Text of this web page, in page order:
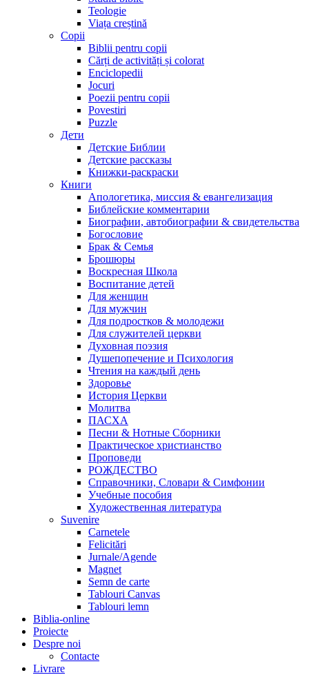
Teologie
Viața creștină
Copii
Biblii pentru copii
Cărți de activități și colorat
Enciclopedii
Jocuri
Poezii pentru copii
Povestiri
Puzzle
Дети
Детские Библии
Детские рассказы
Книжки-раскраски
Книги
Апологетика, миссия & евангелизация
Библейские комментарии
Биографии, автобиографии & свидетельства
Богословие
Брак & Семья
Брошюры
Воскресная Школа
Воспитание детей
Для женщин
Для мужчин
Для подростков & молодежи
Для служителей церкви
Духовная поэзия
Душепопечение и Психология
Чтения на каждый день
Здоровье
История Церкви
Молитва
ПАСХА
Песни & Нотные Сборники
Практическое христианство
Проповеди
РОЖДЕСТВО
Справочники, Словари & Симфонии
Учебные пособия
Художественная литература
Suvenire
Carnetele
Felicitări
Jurnale/Agende
Magnet
Semn de carte
Tablouri Canvas
Tablouri lemn
Biblia-online
Proiecte
Despre noi
Contacte
Livrare